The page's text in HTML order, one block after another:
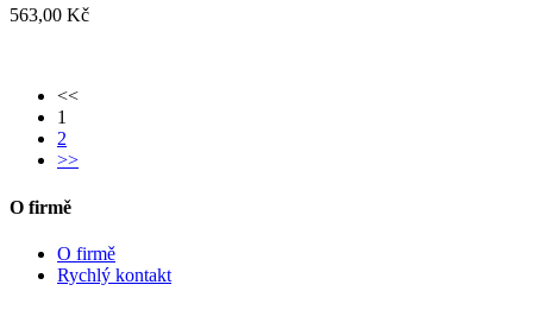
563,00 Kč
<<
1
2
>>
O firmě
O firmě
Rychlý kontakt